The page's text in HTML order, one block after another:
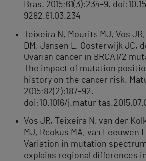
Bras. 2015;61(3):234–9.
9282.61.03.234
Teixeira N, Mourits MJ, Vos
DM, Jansen L, Oosterwijk JC,
Ovarian cancer in BRCA1/2
The impact of mutation
history on the cancer risk.
2015;82(2):187–92.
doi:10.1016/
Vos JR, Teixeira N, van der
MJ, Rookus MA, van Leeuwen
Variation in mutation
explains regional differences